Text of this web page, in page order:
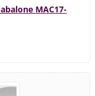
MAC17-